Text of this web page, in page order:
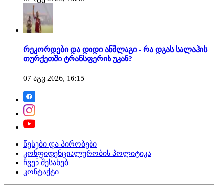
რეკორდები და დიდი ანშლაგი - რა დგას სალაჰის
თურქეთში ტრანსფერის უკან?
07 აგვ 2026, 16:15
წესები და პირობები
კონფიდენციალურობის პოლიტიკა
ჩვენ შესახებ
კონტაქტი